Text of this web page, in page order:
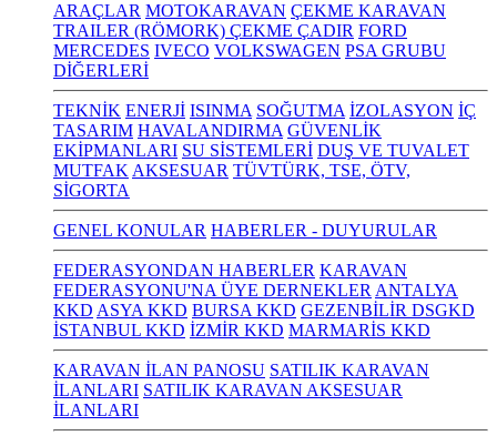
ARAÇLAR MOTOKARAVAN ÇEKME KARAVAN
TRAILER (RÖMORK) ÇEKME ÇADIR FORD
MERCEDES IVECO VOLKSWAGEN PSA GRUBU
DİĞERLERİ
TEKNİK ENERJİ ISINMA SOĞUTMA İZOLASYON İÇ
TASARIM HAVALANDIRMA GÜVENLİK
EKİPMANLARI SU SİSTEMLERİ DUŞ VE TUVALET
MUTFAK AKSESUAR TÜVTÜRK, TSE, ÖTV,
SİGORTA
GENEL KONULAR HABERLER - DUYURULAR
FEDERASYONDAN HABERLER KARAVAN
FEDERASYONU'NA ÜYE DERNEKLER ANTALYA
KKD ASYA KKD BURSA KKD GEZENBİLİR DSGKD
İSTANBUL KKD İZMİR KKD MARMARİS KKD
KARAVAN İLAN PANOSU SATILIK KARAVAN
İLANLARI SATILIK KARAVAN AKSESUAR
İLANLARI